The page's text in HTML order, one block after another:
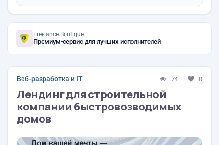
Freelance.Boutique
Премиум-сервис для лучших исполнителей
Веб-разработка и IT 74 0
Лендинг для строительной
компании быстровозводимых
домов